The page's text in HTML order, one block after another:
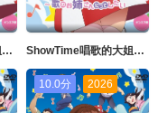
ShowTime唱歌的大姐姐也想做第二季_第02集 ShowTime唱歌的大姐姐也想做第二季_第01集
10.0分 2026